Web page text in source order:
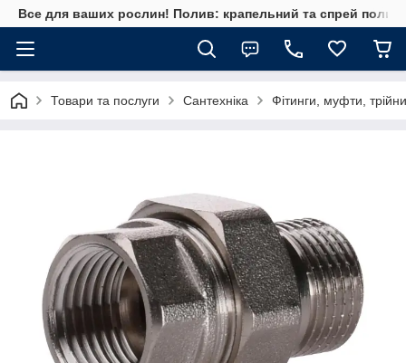
Все для ваших рослин! Полив: крапельний та спрей полив,
Товари та послуги Сантехніка Фітинги, муфти,